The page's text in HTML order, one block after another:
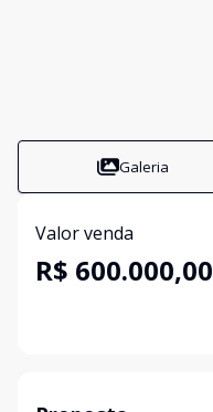
Galeria
Valor venda
R$ 600.000,00